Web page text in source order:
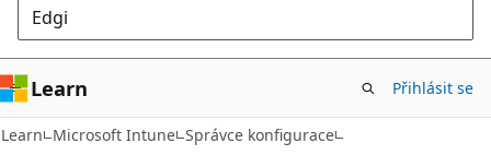
Edgi
Learn Přihlásit se
Learn Microsoft Intune Správce konfigurace